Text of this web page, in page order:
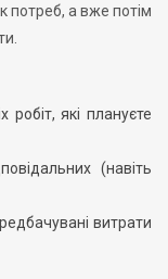
потреб, а вже потім
робіт, які плануєте
(навіть
витрати